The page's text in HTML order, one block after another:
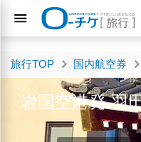
旅行TOP 国内航空券
岩国空港発 羽